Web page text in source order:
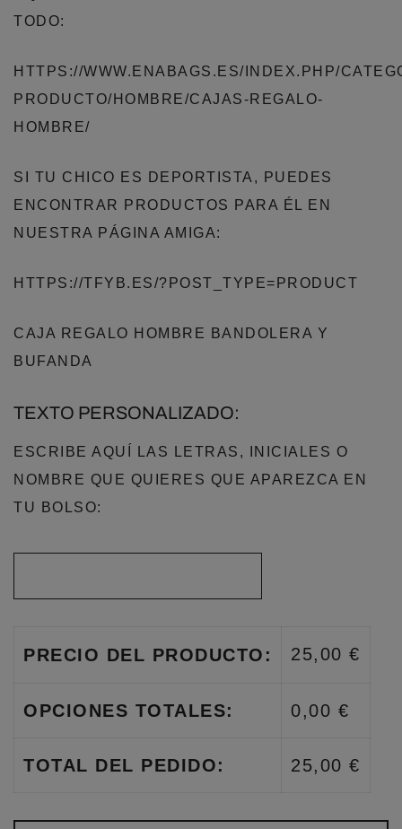
TODO:
HTTPS://WWW.ENABAGS.ES/INDEX.PHP/
PRODUCTO/HOMBRE/CAJAS-REGALO-
HOMBRE/
SI TU CHICO ES DEPORTISTA, PUEDES
ENCONTRAR PRODUCTOS PARA ÉL EN
NUESTRA PÁGINA AMIGA:
HTTPS://TFYB.ES/?POST_TYPE=PRODUCT
CAJA REGALO HOMBRE BANDOLERA Y
BUFANDA
TEXTO PERSONALIZADO:
ESCRIBE AQUÍ LAS LETRAS, INICIALES O
NOMBRE QUE QUIERES QUE APAREZCA EN
TU BOLSO:
PRECIO DEL PRODUCTO: 25,00 €
OPCIONES TOTALES: 0,00 €
TOTAL DEL PEDIDO: 25,00 €